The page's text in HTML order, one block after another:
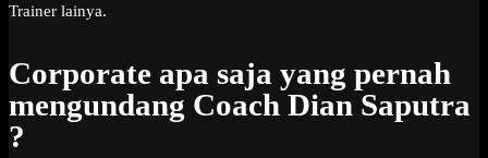
Trainer lainya.
Corporate apa saja yang pernah
mengundang Coach Dian Saputra
?